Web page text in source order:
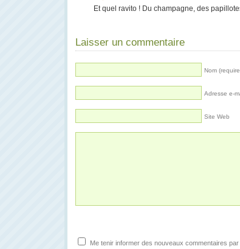
Et quel ravito ! Du champagne, des
Laisser un commentaire
Nom
Adresse e-
Site Web
Me tenir informer des nouveaux commentaires par